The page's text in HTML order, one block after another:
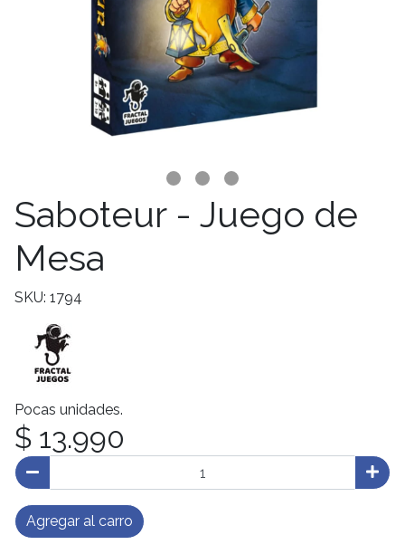
Saboteur - Juego de
Mesa
SKU: 1794
Pocas unidades.
$ 13.990
Agregar al carro